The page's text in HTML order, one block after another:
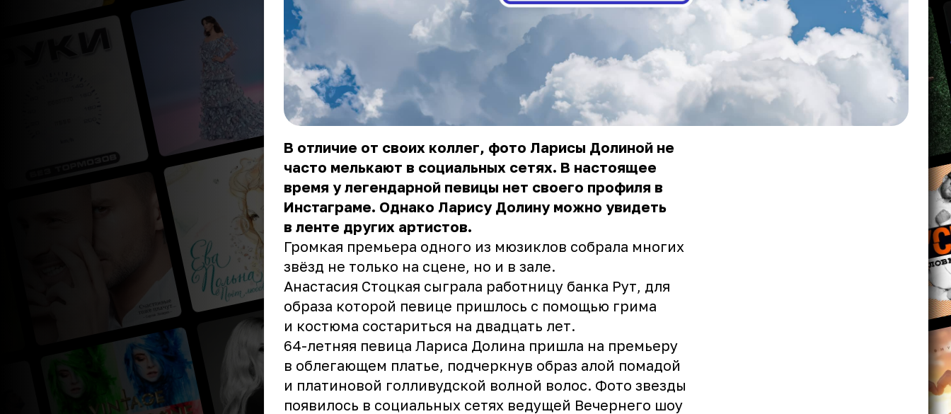
В отличие от своих коллег, фото Ларисы Долиной не
часто мелькают в социальных сетях. В настоящее
время у легендарной певицы нет своего профиля в
Инстаграме. Однако Ларису Долину можно увидеть
в ленте других артистов.
Громкая премьера одного из мюзиклов собрала многих
звёзд не только на сцене, но и в зале.
Анастасия Стоцкая сыграла работницу банка Рут, для
образа которой певице пришлось с помощью грима
и костюма состариться на двадцать лет.
64-летняя певица Лариса Долина пришла на премьеру
в облегающем платье, подчеркнув образ алой помадой
и платиновой голливудской волной волос. Фото звезды
появилось в социальных сетях ведущей Вечернего шоу